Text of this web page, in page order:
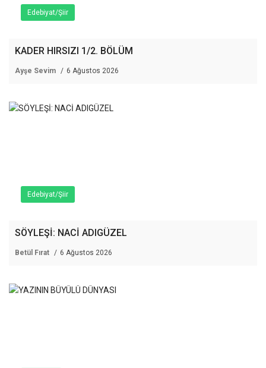
Edebiyat/Şiir
KADER HIRSIZI 1/2. BÖLÜM
Ayşe Sevim 6 Ağustos 2026
Edebiyat/Şiir
SÖYLEŞİ: NACİ ADIGÜZEL
Betül Fırat 6 Ağustos 2026